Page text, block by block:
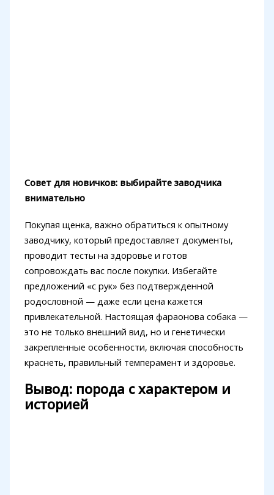
Совет для новичков: выбирайте заводчика
внимательно
Покупая щенка, важно обратиться к опытному
заводчику, который предоставляет документы,
проводит тесты на здоровье и готов
сопровождать вас после покупки. Избегайте
предложений «с рук» без подтвержденной
родословной — даже если цена кажется
привлекательной. Настоящая фараонова собака —
это не только внешний вид, но и генетически
закрепленные особенности, включая способность
краснеть, правильный темперамент и здоровье.
Вывод: порода с характером и
историей